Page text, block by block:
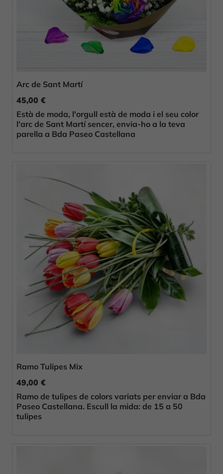
Arc de Sant Martí
45,00 €
Està de moda, l'orgull està de moda i el seu color
l'arc de Sant Martí sencer, envia-ho a la teva
parella a Bda Paseo Castellana
Ramo Tulipes Mix
49,00 €
Ramo de tulipes de colors variats per enviar a Bda
Paseo Castellana. Escull la mida: de 15 a 50
tulipes